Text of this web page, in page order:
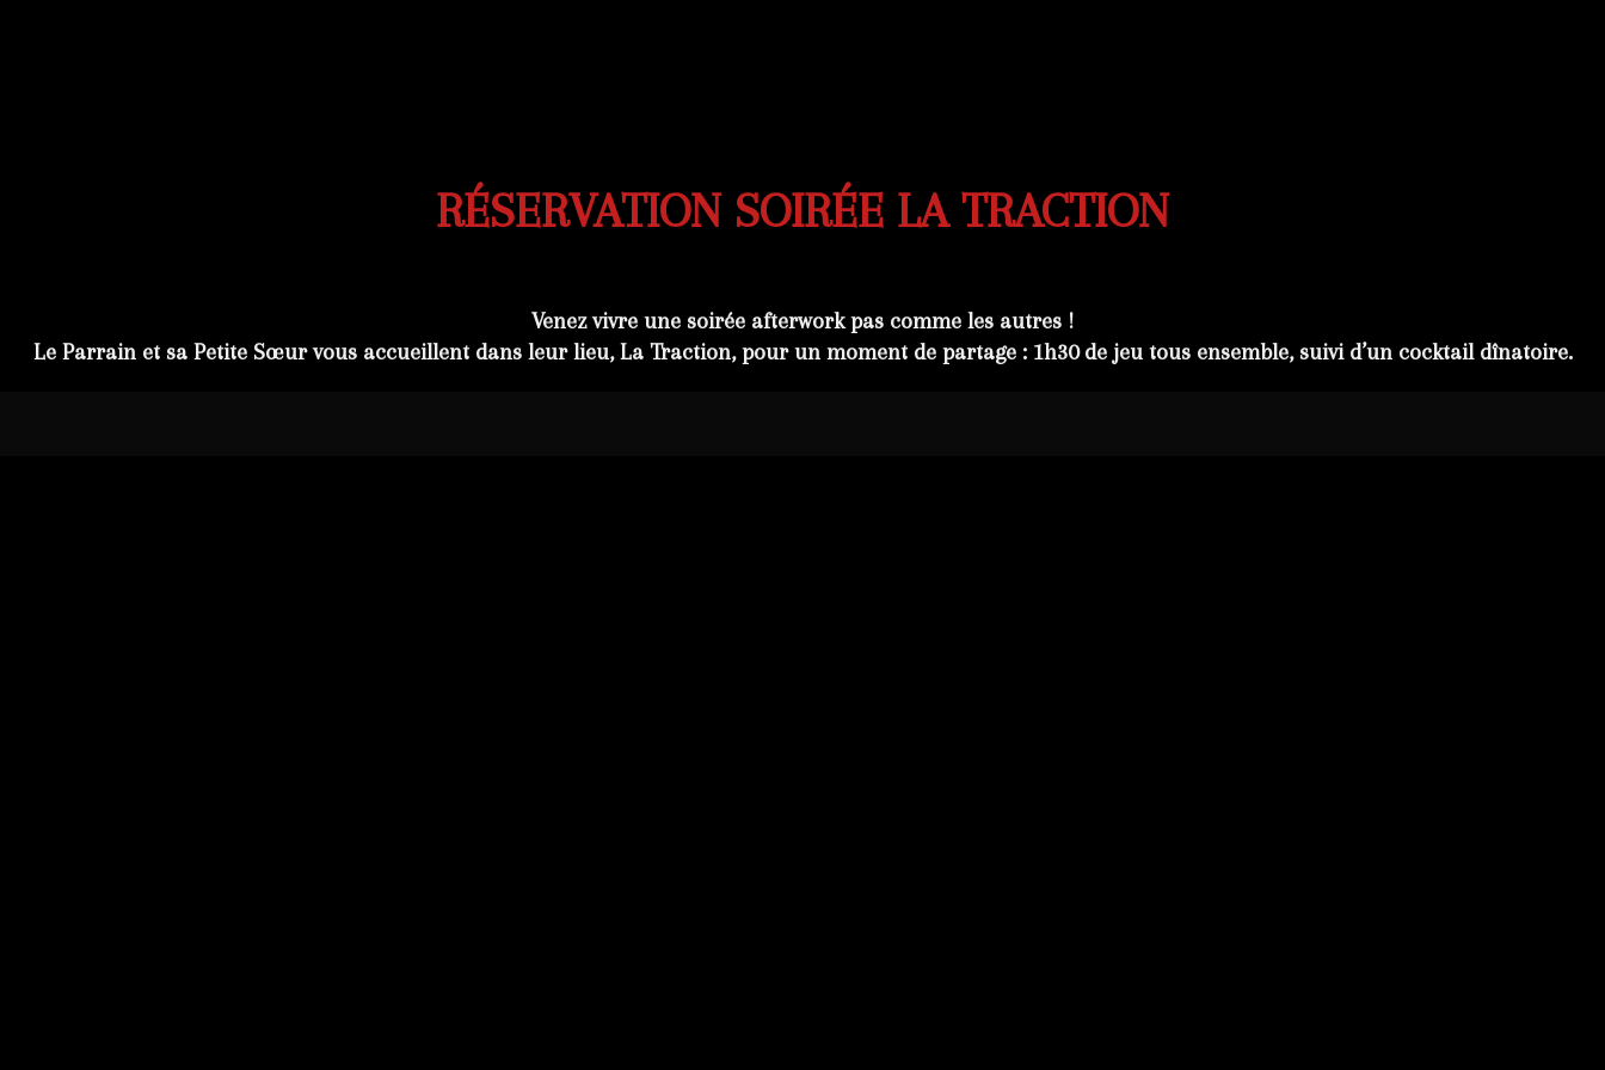
RÉSERVATION SOIRÉE LA TRACTION
Venez vivre une soirée afterwork pas comme les autres !
Le Parrain et sa Petite Sœur vous accueillentdans leur lieu,La Traction, pour un moment de partage : 1h30de jeu tous ensemble, suivi d’un cocktail dînatoire.